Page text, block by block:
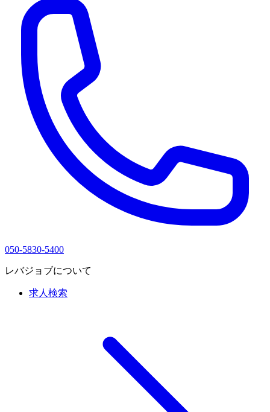
050-5830-5400
レバジョブについて
求人検索